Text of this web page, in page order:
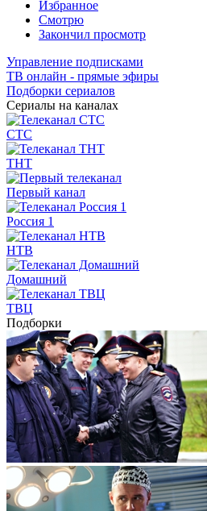
Избранное
Смотрю
Закончил просмотр
Управление подписками
ТВ онлайн - прямые эфиры
Подборки сериалов
Сериалы на каналах
СТС
ТНТ
Первый канал
Россия 1
НТВ
Домашний
ТВЦ
Подборки